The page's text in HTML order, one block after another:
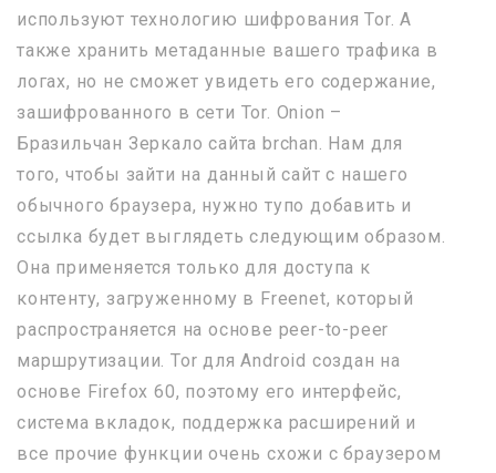
используют технологию шифрования Tor. А
также хранить метаданные вашего трафика в
логах, но не сможет увидеть его содержание,
зашифрованного в сети Tor. Onion –
Бразильчан Зеркало сайта brchan. Нам для
того, чтобы зайти на данный сайт с нашего
обычного браузера, нужно тупо добавить и
ссылка будет выглядеть следующим образом.
Она применяется только для доступа к
контенту, загруженному в Freenet, который
распространяется на основе peer-to-peer
маршрутизации. Tor для Android создан на
основе Firefox 60, поэтому его интерфейс,
система вкладок, поддержка расширений и
все прочие функции очень схожи с браузером